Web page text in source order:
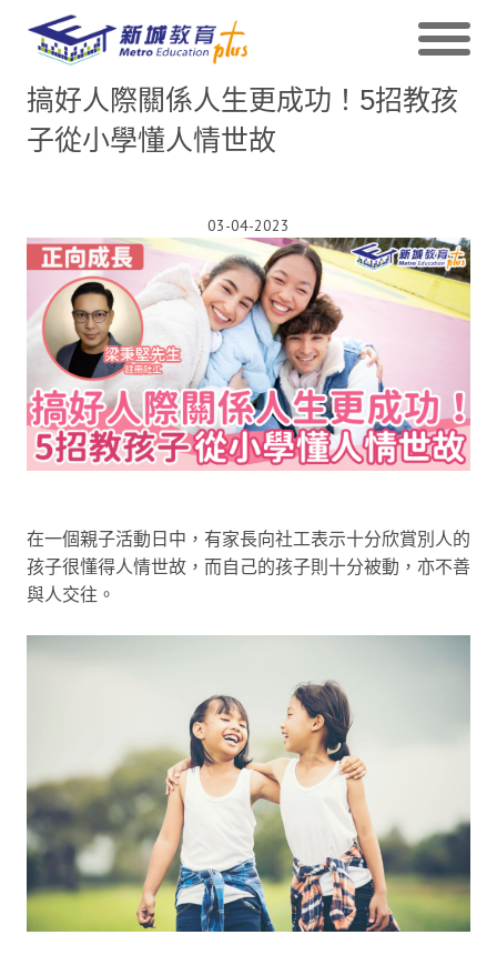
搞好人際關係人生更成功！5招教孩
子從小學懂人情世故
03-04-2023
在一個親子活動日中，有家長向社工表示十分欣賞別人的
孩子很懂得人情世故，而自己的孩子則十分被動，亦不善
與人交往。